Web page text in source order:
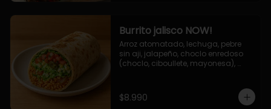
Burrito jalisco NOW!
Arroz atomatado, lechuga, pebre
sin aji, jalapeño, choclo enredoso
(choclo, ciboullete, mayonesa),
$8.990